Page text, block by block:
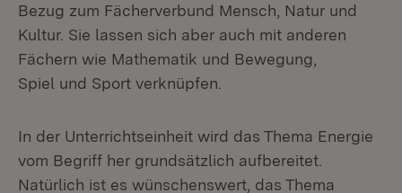
Bezug zum Fächerverbund Mensch, Natur und
Kultur. Sie lassen sich aber auch mit anderen
Fächern wie Mathematik und Bewegung,
Spiel und Sport verknüpfen.
In der Unterrichtseinheit wird das Thema Energie
vom Begriff her grundsätzlich aufbereitet.
Natürlich ist es wünschenswert, das Thema